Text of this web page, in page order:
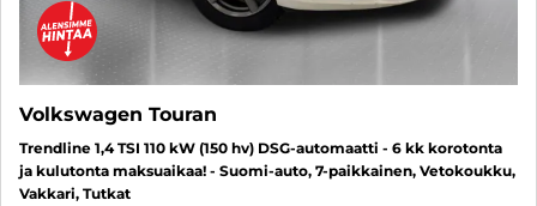
Volkswagen Touran
Trendline 1,4 TSI 110 kW (150 hv) DSG-automaatti - 6 kk korotonta
ja kulutonta maksuaikaa! - Suomi-auto, 7-paikkainen, Vetokoukku,
Vakkari, Tutkat